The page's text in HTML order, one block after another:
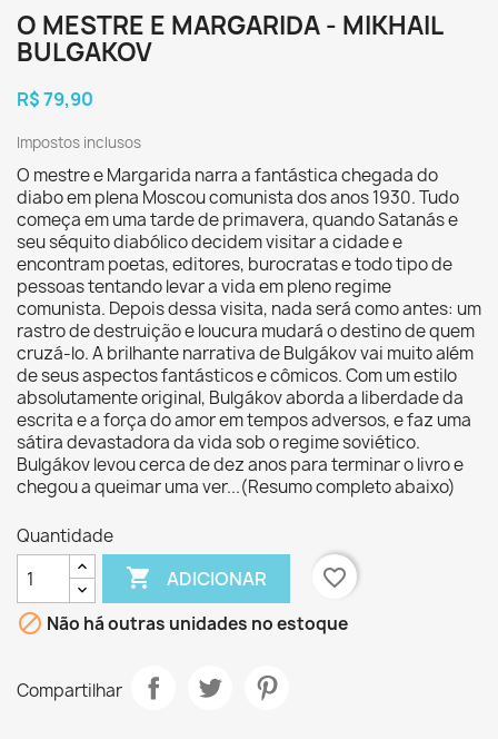
O MESTRE E MARGARIDA - MIKHAIL
BULGAKOV
R$ 79,90
Impostos inclusos
O mestre e Margarida narra a fantástica chegada do
diabo em plena Moscou comunista dos anos 1930. Tudo
começa em uma tarde de primavera, quando Satanás e
seu séquito diabólico decidem visitar a cidade e
encontram poetas, editores, burocratas e todo tipo de
pessoas tentando levar a vida em pleno regime
comunista. Depois dessa visita, nada será como antes: um
rastro de destruição e loucura mudará o destino de quem
cruzá-lo. A brilhante narrativa de Bulgákov vai muito além
de seus aspectos fantásticos e cômicos. Com um estilo
absolutamente original, Bulgákov aborda a liberdade da
escrita e a força do amor em tempos adversos, e faz uma
sátira devastadora da vida sob o regime soviético.
Bulgákov levou cerca de dez anos para terminar o livro e
chegou a queimar uma ver...(Resumo completo abaixo)
Quantidade
 ADICIONAR
favorite_border
 Não há outras unidades no estoque
Compartilhar